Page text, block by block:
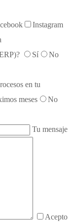
Instagram
Sí
No
en tu
meses
No
Tu mensaje
Acepto